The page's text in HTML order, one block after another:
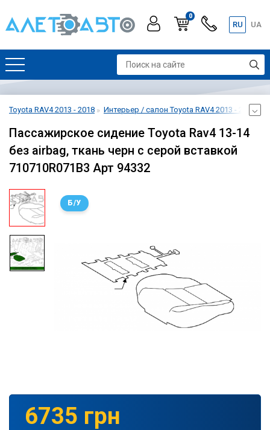
0
RU UA
Toyota RAV4 2013 - 2018 Интерьер / салон Toyota RAV4 2013 - 2018
Пассажирское сидение Toyota Rav4 13-14
без airbag, ткань черн с серой вставкой
710710R071B3 Арт 94332
Б/У
6735 грн